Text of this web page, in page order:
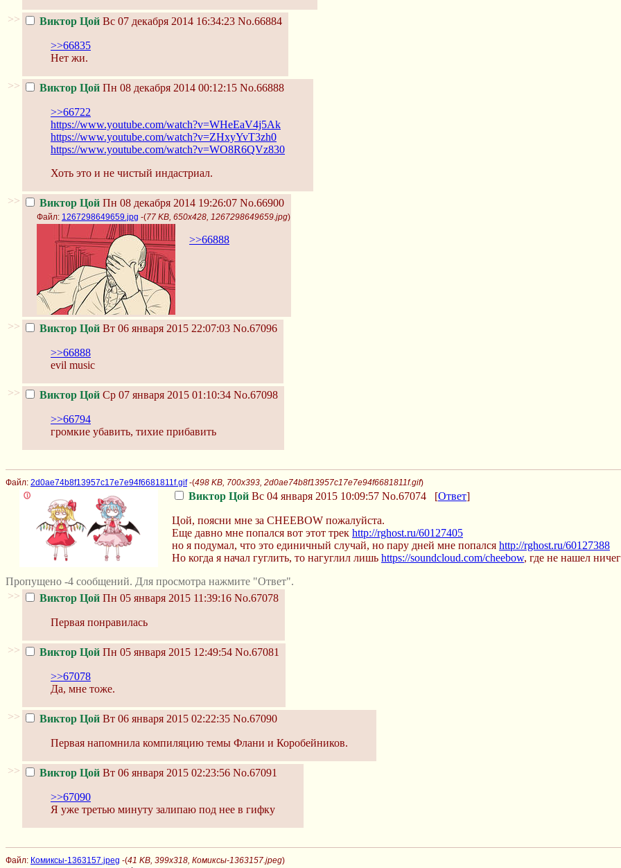
>> Виктор Цой Вс 07 декабря 2014 16:34:23 No.66884
>>66835
Нет жи.
>> Виктор Цой Пн 08 декабря 2014 00:12:15 No.66888
>>66722
https://www.youtube.com/watch?v=WHeEaV4j5Ak
https://www.youtube.com/watch?v=ZHxyYvT3zh0
https://www.youtube.com/watch?v=WO8R6QVz830
Хоть это и не чистый индастриал.
>> Виктор Цой Пн 08 декабря 2014 19:26:07 No.66900
Файл: 1267298649659.jpg -(77 KB, 650x428, 1267298649659.jpg)
>>66888
>> Виктор Цой Вт 06 января 2015 22:07:03 No.67096
>>66888
evil music
>> Виктор Цой Ср 07 января 2015 01:10:34 No.67098
>>66794
громкие убавить, тихие прибавить
Файл: 2d0ae74b8f13957c17e7e94f6681811f.gif-(498 KB, 700x393, 2d0ae74b8f13957c17e7e94f6681811f.gif)
Виктор Цой Вс 04 января 2015 10:09:57 No.67074 [Ответ]
Цой, поясни мне за CHEEBOW пожалуйста.
Еще давно мне попался вот этот трек http://rghost.ru/60127405
но я подумал, что это единичный случай, но пару дней мне попался http://rghost.ru/60127388
Но когда я начал гуглить, то нагуглил лишь https://soundcloud.com/cheebow, где не нашел
Пропущено -4 сообщений. Для просмотра нажмите "Ответ".
>>
Виктор Цой Пн 05 января 2015 11:39:16 No.67078
Первая понравилась
>> Виктор Цой Пн 05 января 2015 12:49:54 No.67081
>>67078
Да, мне тоже.
>> Виктор Цой Вт 06 января 2015 02:22:35 No.67090
Первая напомнила компиляцию темы Флани и Коробейников.
>> Виктор Цой Вт 06 января 2015 02:23:56 No.67091
>>67090
Я уже третью минуту залипаю под нее в гифку
Файл: Комиксы-1363157.jpeg -(41 KB, 399x318, Комиксы-1363157.jpeg)